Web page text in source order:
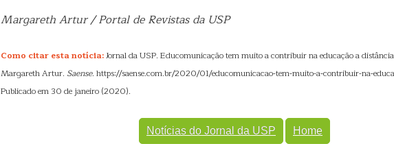
Margareth Artur / Portal de Revistas da USP
Como citar esta notícia:Jornal da USP. Educomunicação tem muito a contribuir na educação a
Margareth Artur. Saense. https://saense.com.br/2020/01/educomunicacao-tem-muito-a-contribuir-na-
Publicado em 30 de janeiro (2020).
Notícias do Jornal da USP Home